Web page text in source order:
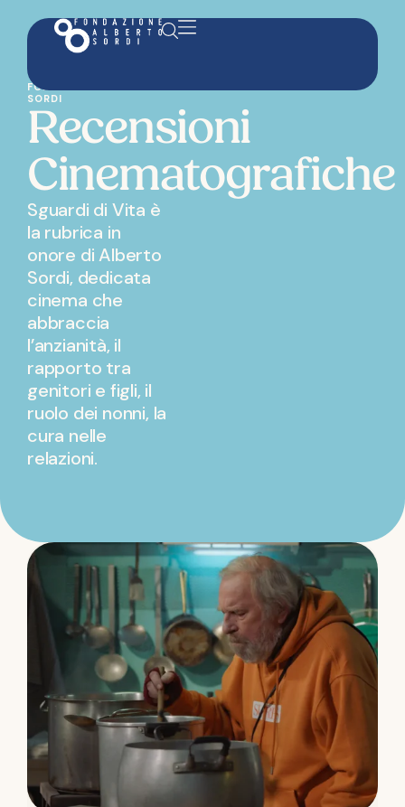
FONDAZIONE ALBERTO
SORDI
Recensioni
Cinematografiche
Sguardi di Vita è
la rubrica in
onore di Alberto
Sordi, dedicata
cinema che
abbraccia
l’anzianità, il
rapporto tra
genitori e figli, il
ruolo dei nonni, la
cura nelle
relazioni.